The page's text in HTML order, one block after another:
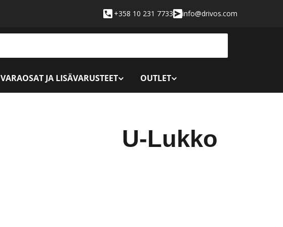
+358 10 231 7733 info@drivos.com
VARAOSAT JA LISÄVARUSTEET OUTLET
K
U-Lukko